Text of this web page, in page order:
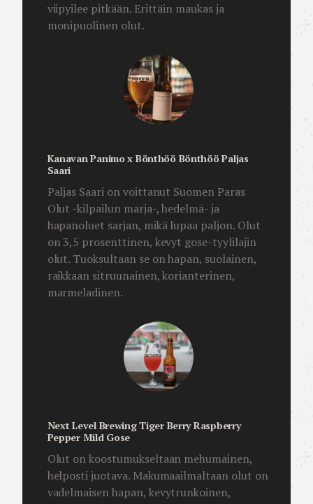
viipyilee pitkään. Erittäin maukas ja
monipuolinen olut.
Kanavan Panimo x Bönthöö Bönthöö Paljas
Saari
Paljas Saari on voittanut Suomen Paras
Olut -kilpailun marja-, hedelmä- ja
hapanoluet sarjan, mikä lupaa paljon. Olut
on 3,5 prosenttinen, kevyt gose-tyylilajin
olut. Tuoksultaan se on hapan, suolainen,
raikkaan sitruunainen, korianterinen,
marmeladinen.
Next Level Brewing Tiger Berry Raspberry
Pepper Mild Gose
Olut on koostumukseltaan mehumainen,
helposti juotava. Makumaailmaltaan olut on
vadelmaisen hapan, kevytrunkoinen,